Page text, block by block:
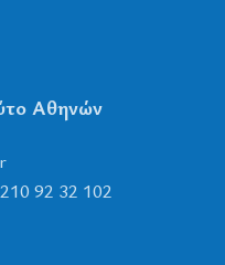
Αθηνών
92 32 102